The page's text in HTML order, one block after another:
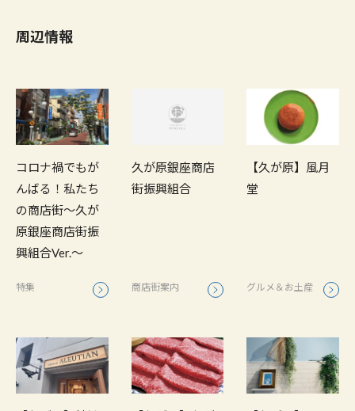
周辺情報
コロナ禍でもが
んばる！私たち
の商店街～久が
原銀座商店街振
興組合Ver.～
特集
久が原銀座商店
街振興組合
商店街案内
【久が原】風月
堂
グルメ＆お土産